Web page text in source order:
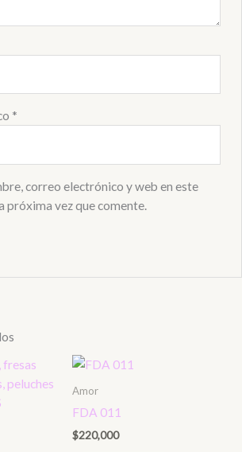
*
correo electrónico y web en este
próxima vez que comente.
Amor
FDA 011
$220,000